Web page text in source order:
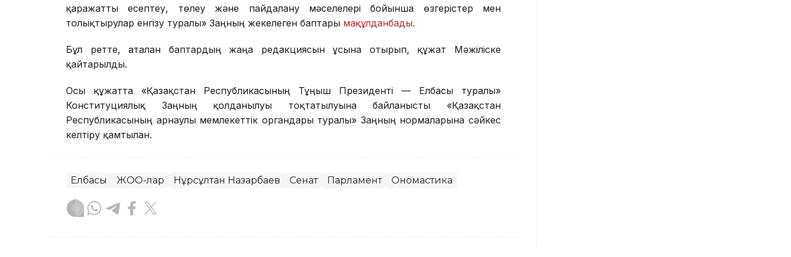
қаражатты есептеу, төлеу және пайдалану мәселелері бойынша өзгерістер мен
толықтырулар енгізу туралы» Заңның жекелеген баптары мақұлданбады.
Бұл ретте, аталған баптардың жаңа редакциясын ұсына отырып, құжат Мәжіліске
қайтарылды.
Осы құжатта «Қазақстан Республикасының Тұңғыш Президенті — Елбасы туралы»
Конституциялық Заңның қолданылуы тоқтатылуына байланысты «Қазақстан
Республикасының арнаулы мемлекеттік органдары туралы» Заңның нормаларына сәйкес
келтіру қамтылған.
Елбасы ЖОО-лар Нұрсұлтан Назарбаев Сенат Парламент Ономастика